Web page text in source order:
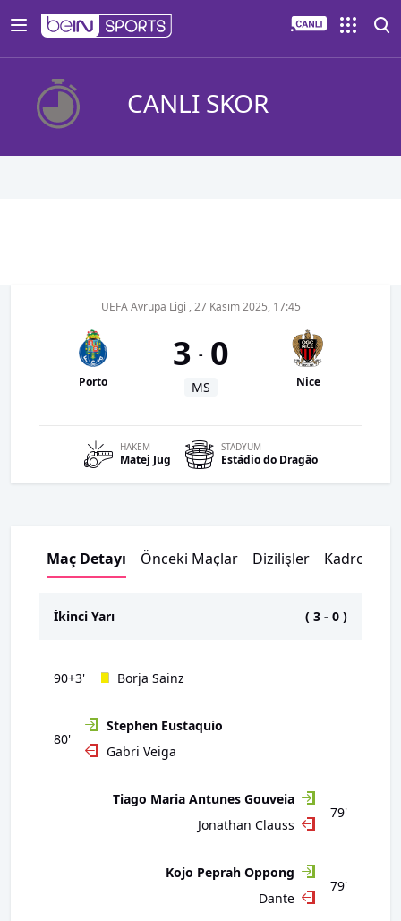
CANLI SKOR
UEFA Avrupa Ligi , 27 Kasım 2025, 17:45
Porto
3 - 0
MS Nice
HAKEM
Matej Jug
STADYUM
Estádio do Dragão
Maç Detayı Önceki Maçlar Dizilişler Kadrolar
İkinci Yarı ( 3 - 0 )
90+3' Borja Sainz
80'
Stephen Eustaquio
Gabri Veiga
79'
Tiago Maria Antunes Gouveia
Jonathan Clauss
79'
Kojo Peprah Oppong
Dante